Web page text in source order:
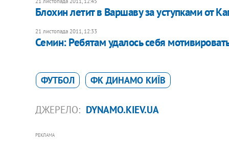
Блохин летит в Варшаву за уступками от
21 листопада 2011, 12:33
Семин: Ребятам удалось себя
ФУТБОЛ ФК ДИНАМО КИЇВ
ДЖЕРЕЛО: DYNAMO.KIEV.UA
РЕКЛАМА